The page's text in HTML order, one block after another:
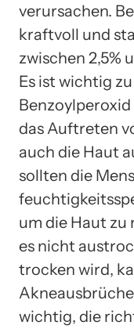
verursachen.
kraftvoll und
zwischen 2,5%
Es ist wichtig
das Auftreten
auch die Haut
sollten die
um die Haut zu
es nicht
trocken wird,
wichtig, die